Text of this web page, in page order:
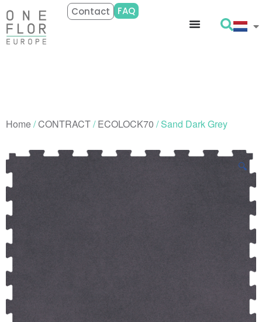
Contact FAQ
Home/CONTRACT/ECOLOCK70 / Sand Dark Grey
🔍